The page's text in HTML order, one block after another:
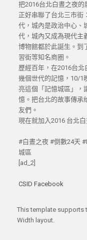
把2016台北白晝之夜的
正好串聯了台北三市街
代，城內是政治中心、
代，城內又成為現代主
博物館都於此誕生。到
習街等知名商圈。
歷經百年，在2016台
幾個世代的記憶，10/1
亮這個「記憶城區」，
憶。把台北的故事傳承
友們。
現在就加入2016 台北
#白晝之夜 #倒數24天
城區
[ad_2]
CSID Facebook
This template supports
Width layout.